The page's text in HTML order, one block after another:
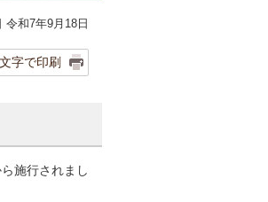
和7年9月18日
字で印刷
施行されまし